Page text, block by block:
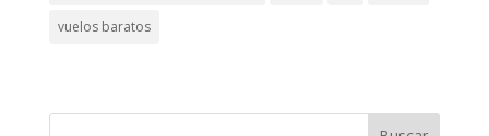
vuelos baratos